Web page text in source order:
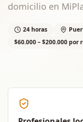
domicilio en
24 horas
$60.000 – $200.000 por